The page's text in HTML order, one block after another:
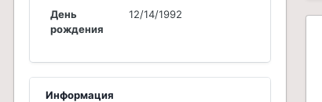
День
рождения
12/14/1992
Информация